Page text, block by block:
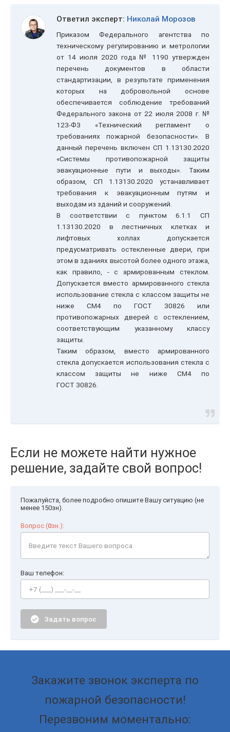
Ответил эксперт: Николай Морозов
Приказом Федерального агентства по
техническому регулированию и метрологии
от 14 июля 2020 года № 1190 утвержден
перечень документов в области
стандартизации, в результате применения
которых на добровольной основе
обеспечивается соблюдение требований
Федерального закона от 22 июля 2008 г. №
123-ФЗ «Технический регламент о
требованиях пожарной безопасности». В
данный перечень включен СП 1.13130.2020
«Системы противопожарной защиты
эвакуационные пути и выходы». Таким
образом, СП 1.13130.2020 устанавливает
требования к эвакуационным путям и
выходам из зданий и сооружений.
В соответствии с пунктом 6.1.1 СП
1.13130.2020 в лестничных клетках и
лифтовых холлах допускается
предусматривать остекленные двери, при
этом в зданиях высотой более одного этажа,
как правило, - с армированным стеклом.
Допускается вместо армированного стекла
использование стекла с классом защиты не
ниже СМ4 по ГОСТ 30826 или
противопожарных дверей с остеклением,
соответствующим указанному классу
защиты.
Таким образом, вместо армированного
стекла допускается использования стекла с
классом защиты не ниже СМ4 по
ГОСТ 30826.
Если не можете найти нужное
решение, задайте свой вопрос!
Пожалуйста, более подробно опишите Вашу ситуацию (не
менее 150зн).
Вопрос (0зн.):
Ваш телефон:
Задать вопрос
Закажите звонок эксперта по
пожарной безопасности!
Перезвоним моментально: